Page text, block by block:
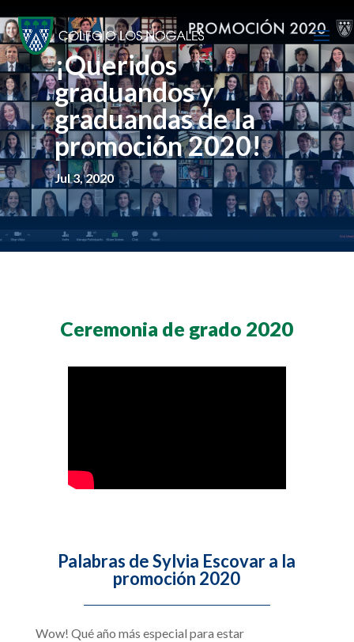
¡Queridos
graduandos y
graduandas de la
promoción 2020!
Jul 3, 2020
Ceremonia de grado 2020
Palabras de Sylvia Escovar a la
promoción 2020
Wow! Qué año más especial para estar